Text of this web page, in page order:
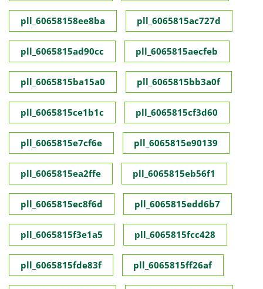
pll_60658158ee8ba pll_6065815ac727d
pll_6065815ad90cc pll_6065815aecfeb
pll_6065815ba15a0 pll_6065815bb3a0f
pll_6065815ce1b1c pll_6065815cf3d60
pll_6065815e7cf6e pll_6065815e90139
pll_6065815ea2ffe pll_6065815eb56f1
pll_6065815ec8f6d pll_6065815edd6b7
pll_6065815f3e1a5 pll_6065815fcc428
pll_6065815fde83f pll_6065815ff26af